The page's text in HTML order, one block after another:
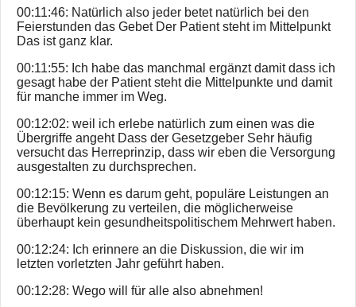
00:11:46: Natürlich also jeder betet natürlich bei den
Feierstunden das Gebet Der Patient steht im Mittelpunkt
Das ist ganz klar.
00:11:55: Ich habe das manchmal ergänzt damit dass ich
gesagt habe der Patient steht die Mittelpunkte und damit
für manche immer im Weg.
00:12:02: weil ich erlebe natürlich zum einen was die
Übergriffe angeht Dass der Gesetzgeber Sehr häufig
versucht das Herreprinzip, dass wir eben die Versorgung
ausgestalten zu durchsprechen.
00:12:15: Wenn es darum geht, populäre Leistungen an
die Bevölkerung zu verteilen, die möglicherweise
überhaupt kein gesundheitspolitischem Mehrwert haben.
00:12:24: Ich erinnere an die Diskussion, die wir im
letzten vorletzten Jahr geführt haben.
00:12:28: Wego will für alle also abnehmen!